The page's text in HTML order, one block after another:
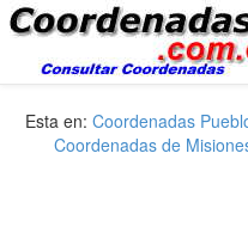
Esta en: Coordenadas
Coordenadas de